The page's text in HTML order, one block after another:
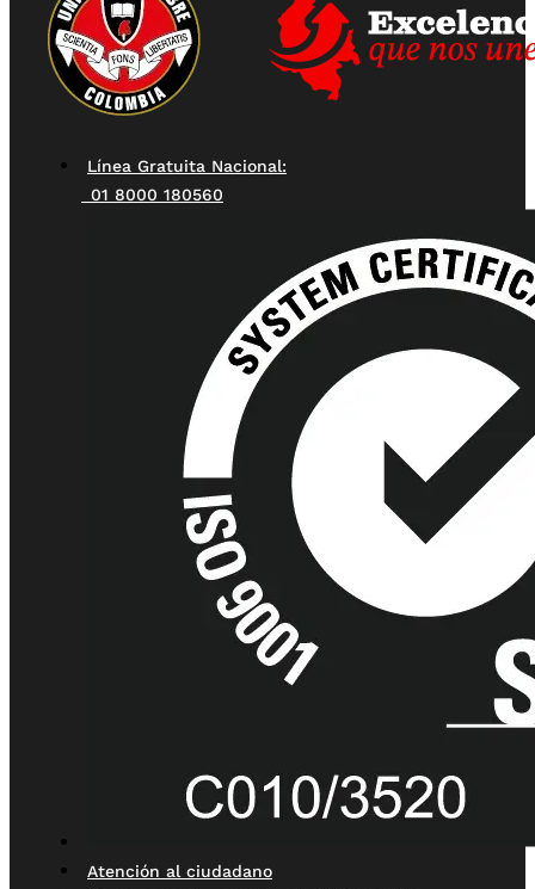
Línea Gratuita Nacional:
01 8000 180560
Atención al ciudadano